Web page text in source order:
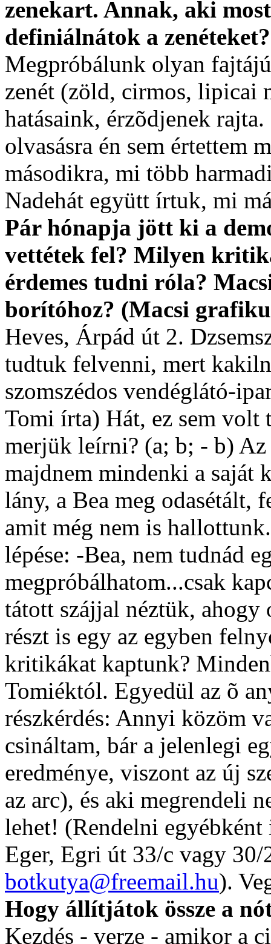
zenekart. Annak, aki
definiálnátok a zenéteket?
Megpróbálunk olyan
zenét (zöld, cirmos, lipicai
hatásaink, érzõdjenek
olvasásra én sem értettem
másodikra, mi több
Nadehát együtt írtuk, mi
Pár hónapja jött ki a
vettétek fel? Milyen
érdemes tudni róla?
borítóhoz? (Macsi
Heves, Árpád út 2.
tudtuk felvenni, mert
szomszédos vendéglátó-
Tomi írta) Hát, ez sem volt
merjük leírni? (a; b; - b)
majdnem mindenki a saját
lány, a Bea meg odasétált,
amit még nem is
lépése: -Bea, nem tudnád
megpróbálhatom...csak
tátott szájjal néztük, ahogy
részt is egy az egyben
kritikákat kaptunk?
Tomiéktól. Egyedül az õ
részkérdés: Annyi közöm
csináltam, bár a jelenlegi
eredménye, viszont az új
az arc), és aki megrendeli
lehet! (Rendelni
Eger, Egri út 33/c vagy
botkutya@freemail.hu).
Hogy állítjátok össze a
Kezdés - verze - amikor a